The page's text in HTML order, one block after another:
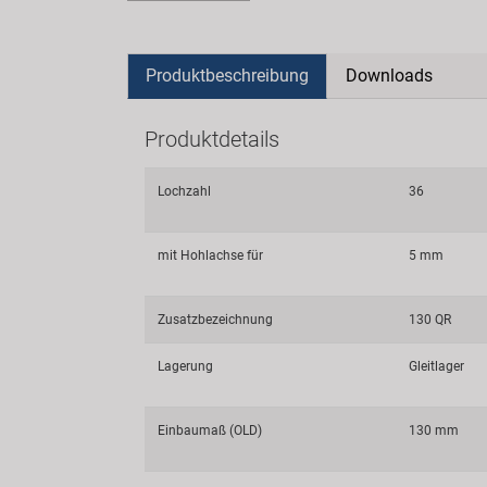
Produktbeschreibung Downloads
Produktdetails
Lochzahl 36
mit Hohlachse für 5 mm
Zusatzbezeichnung 130 QR
Lagerung Gleitlager
Einbaumaß (OLD) 130 mm